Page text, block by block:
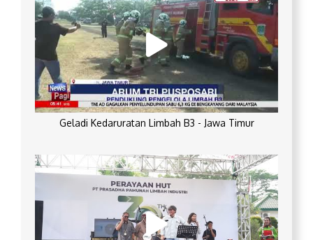
Geladi Kedaruratan Limbah B3 - Jawa Timur